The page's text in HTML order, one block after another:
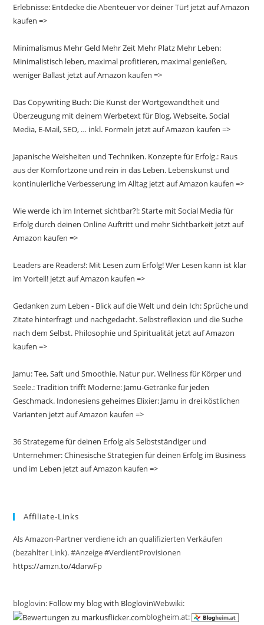
Erlebnisse: Entdecke die Abenteuer vor deiner Tür! jetzt auf Amazon
kaufen =>
Minimalismus Mehr Geld Mehr Zeit Mehr Platz Mehr Leben:
Minimalistisch leben, maximal profitieren, maximal genießen,
weniger Ballast jetzt auf Amazon kaufen =>
Das Copywriting Buch: Die Kunst der Wortgewandtheit und
Überzeugung mit deinem Werbetext für Blog, Webseite, Social
Media, E-Mail, SEO, … inkl. Formeln jetzt auf Amazon kaufen =>
Japanische Weisheiten und Techniken. Konzepte für Erfolg.: Raus
aus der Komfortzone und rein in das Leben. Lebenskunst und
kontinuierliche Verbesserung im Alltag jetzt auf Amazon kaufen =>
Wie werde ich im Internet sichtbar?!: Starte mit Social Media für
Erfolg durch deinen Online Auftritt und mehr Sichtbarkeit jetzt auf
Amazon kaufen =>
Leaders are Readers!: Mit Lesen zum Erfolg! Wer Lesen kann ist klar
im Vorteil! jetzt auf Amazon kaufen =>
Gedanken zum Leben - Blick auf die Welt und dein Ich: Sprüche und
Zitate hinterfragt und nachgedacht. Selbstreflexion und die Suche
nach dem Selbst. Philosophie und Spiritualität jetzt auf Amazon
kaufen =>
Jamu: Tee, Saft und Smoothie. Natur pur. Wellness für Körper und
Seele.: Tradition trifft Moderne: Jamu-Getränke für jeden
Geschmack. Indonesiens geheimes Elixier: Jamu in drei köstlichen
Varianten jetzt auf Amazon kaufen =>
36 Strategeme für deinen Erfolg als Selbstständiger und
Unternehmer: Chinesische Strategien für deinen Erfolg im Business
und im Leben jetzt auf Amazon kaufen =>
Affiliate-Links
Als Amazon-Partner verdiene ich an qualifizierten Verkäufen
(bezahlter Link). #Anzeige #VerdientProvisionen
https://amzn.to/4darwFp
bloglovin: Follow my blog with BloglovinWebwiki:
blogheim.at: